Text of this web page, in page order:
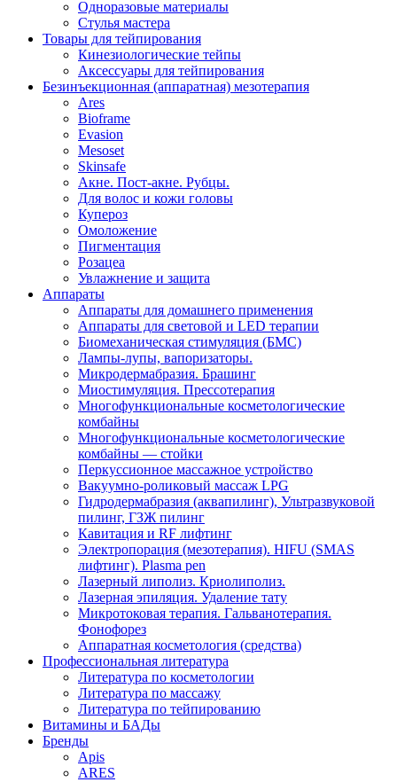
Одноразовые материалы
Стулья мастера
Товары для тейпирования
Кинезиологические тейпы
Аксессуары для тейпирования
Безинъекционная (аппаратная) мезотерапия
Ares
Bioframe
Evasion
Mesoset
Skinsafe
Акне. Пост-акне. Рубцы.
Для волос и кожи головы
Купероз
Омоложение
Пигментация
Розацеа
Увлажнение и защита
Аппараты
Аппараты для домашнего применения
Аппараты для световой и LED терапии
Биомеханическая стимуляция (БМС)
Лампы-лупы, вапоризаторы.
Микродермабразия. Брашинг
Миостимуляция. Прессотерапия
Многофункциональные косметологические
комбайны
Многофункциональные косметологические
комбайны — стойки
Перкуссионное массажное устройство
Вакуумно-роликовый массаж LPG
Гидродермабразия (аквапилинг), Ультразвуковой
пилинг, ГЗЖ пилинг
Кавитация и RF лифтинг
Электропорация (мезотерапия). HIFU (SMAS
лифтинг). Plasma pen
Лазерный липолиз. Криолиполиз.
Лазерная эпиляция. Удаление тату
Микротоковая терапия. Гальванотерапия.
Фонофорез
Аппаратная косметология (средства)
Профессиональная литература
Литература по косметологии
Литература по массажу
Литература по тейпированию
Витамины и БАДы
Бренды
Apis
ARES